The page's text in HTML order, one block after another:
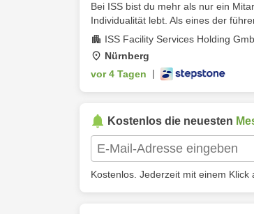
Bei ISS bist du mehr als nur ein
Individualität lebt. Als eines der
ISS Facility Services Holding
Nürnberg
vor 4 Tagen
Kostenlos die neuesten
Kostenlos. Jederzeit mit einem Klick